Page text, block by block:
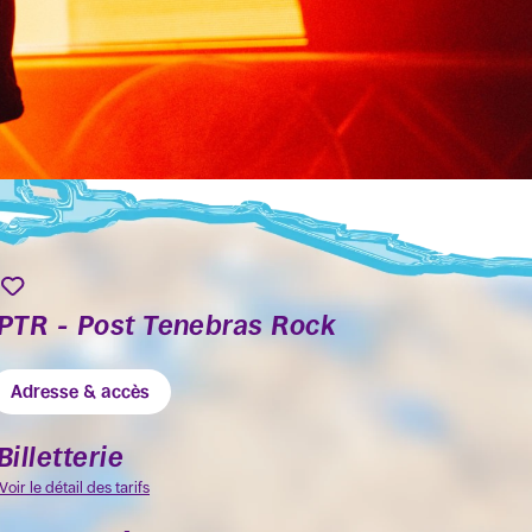
- Post Tenebras Rock
Adresse & accès
Voir le détail des tarifs